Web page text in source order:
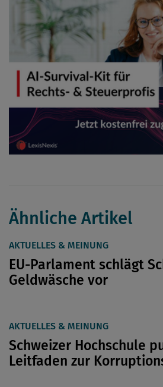
Ähnliche Artikel
AKTUELLES & MEINUNG
EU-Parlament schlägt
Geldwäsche vor
AKTUELLES & MEINUNG
Schweizer Hochschule
Leitfaden zur